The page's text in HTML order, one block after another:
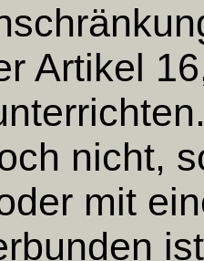
Artikel
nicht,
mit